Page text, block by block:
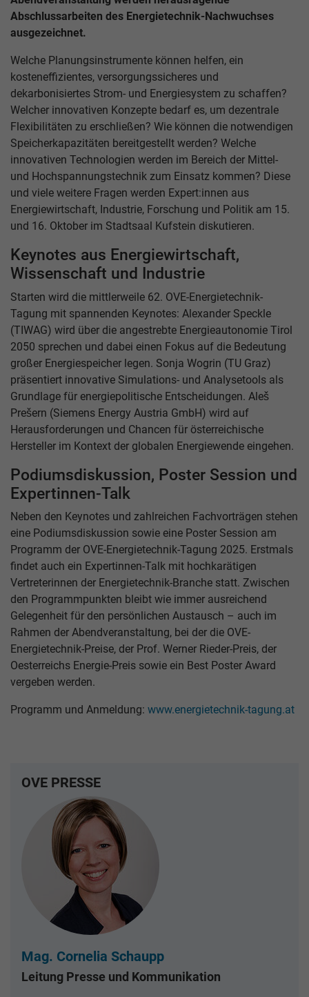
Abschlussarbeiten des Energietechnik-Nachwuchses
ausgezeichnet.
Welche Planungsinstrumente können helfen, ein
kosteneffizientes, versorgungssicheres und
dekarbonisiertes Strom- und Energiesystem zu schaffen?
Welcher innovativen Konzepte bedarf es, um dezentrale
Flexibilitäten zu erschließen? Wie können die notwendigen
Speicherkapazitäten bereitgestellt werden? Welche
innovativen Technologien werden im Bereich der Mittel-
und Hochspannungstechnik zum Einsatz kommen? Diese
und viele weitere Fragen werden Expert:innen aus
Energiewirtschaft, Industrie, Forschung und Politik am 15.
und 16. Oktober im Stadtsaal Kufstein diskutieren.
Keynotes aus Energiewirtschaft,
Wissenschaft und Industrie
Starten wird die mittlerweile 62. OVE-Energietechnik-
Tagung mit spannenden Keynotes: Alexander Speckle
(TIWAG) wird über die angestrebte Energieautonomie Tirol
2050 sprechen und dabei einen Fokus auf die Bedeutung
großer Energiespeicher legen. Sonja Wogrin (TU Graz)
präsentiert innovative Simulations- und Analysetools als
Grundlage für energiepolitische Entscheidungen. Aleš
Prešern (Siemens Energy Austria GmbH) wird auf
Herausforderungen und Chancen für österreichische
Hersteller im Kontext der globalen Energiewende eingehen.
Podiumsdiskussion, Poster Session und
Expertinnen-Talk
Neben den Keynotes und zahlreichen Fachvorträgen stehen
eine Podiumsdiskussion sowie eine Poster Session am
Programm der OVE-Energietechnik-Tagung 2025. Erstmals
findet auch ein Expertinnen-Talk mit hochkarätigen
Vertreterinnen der Energietechnik-Branche statt. Zwischen
den Programmpunkten bleibt wie immer ausreichend
Gelegenheit für den persönlichen Austausch – auch im
Rahmen der Abendveranstaltung, bei der die OVE-
Energietechnik-Preise, der Prof. Werner Rieder-Preis, der
Oesterreichs Energie-Preis sowie ein Best Poster Award
vergeben werden.
Programm und Anmeldung: www.energietechnik-tagung.at
OVE PRESSE
Mag. Cornelia Schaupp
Leitung Presse und Kommunikation